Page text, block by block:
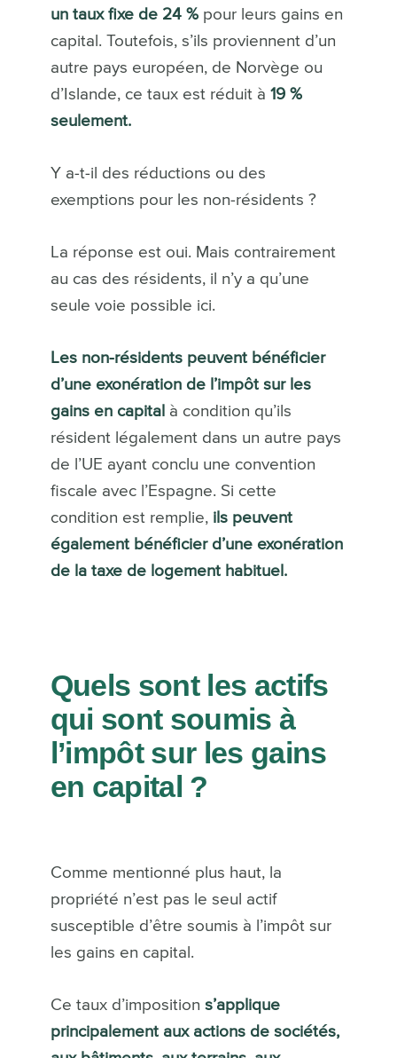
un taux fixe de 24 %pour leurs gains en
capital. Toutefois, s’ils proviennent d’un
autre pays européen, de Norvège ou
d’Islande, ce taux est réduit à 19 %
seulement.
Y a-t-il des réductions ou des
exemptions pour les non-résidents ?
La réponse est oui. Mais contrairement
au cas des résidents, il n’y a qu’une
seule voie possible ici.
Les non-résidents peuvent bénéficier
d’une exonération de l’impôt sur les
gains en capital à condition qu’ils
résident légalement dans un autre pays
de l’UE ayant conclu une convention
fiscale avec l’Espagne. Si cette
condition est remplie, ils peuvent
également bénéficier d’une exonération
de la taxe de logement habituel.
Quels sont les actifs
qui sont soumis à
l’impôt sur les gains
en capital ?
Comme mentionné plus haut, la
propriété n’est pas le seul actif
susceptible d’être soumis à l’impôt sur
les gains en capital.
Ce taux d’imposition s’applique
principalement aux actions de sociétés,